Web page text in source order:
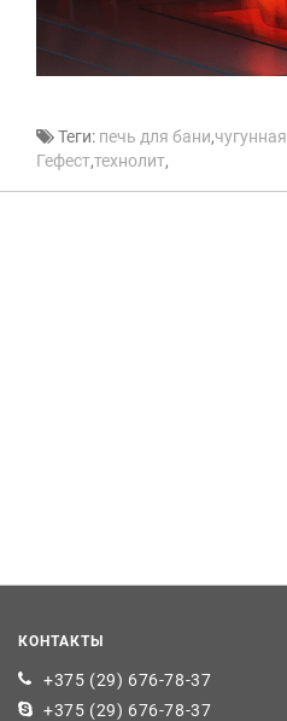
Теги: печь для бани,чугунная
Гефест,технолит,
КОНТАКТЫ
+375 (29) 676-78-37
+375 (29) 676-78-37